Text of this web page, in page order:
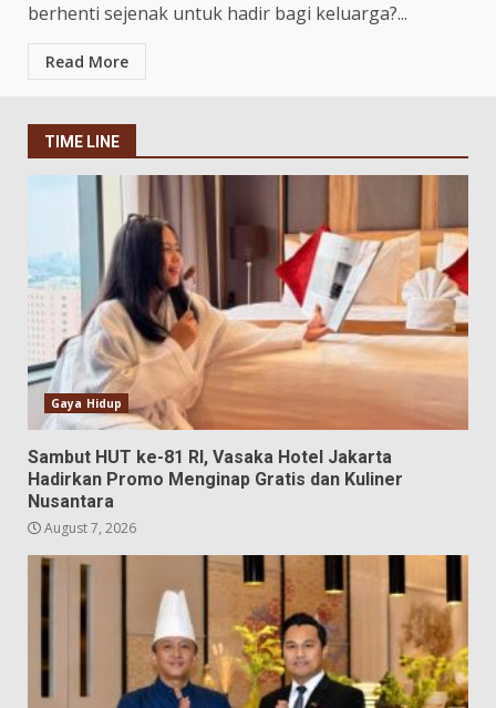
berhenti sejenak untuk hadir bagi keluarga?...
Read More
TIME LINE
Gaya Hidup
Sambut HUT ke-81 RI, Vasaka Hotel Jakarta
Hadirkan Promo Menginap Gratis dan Kuliner
Nusantara
August 7, 2026